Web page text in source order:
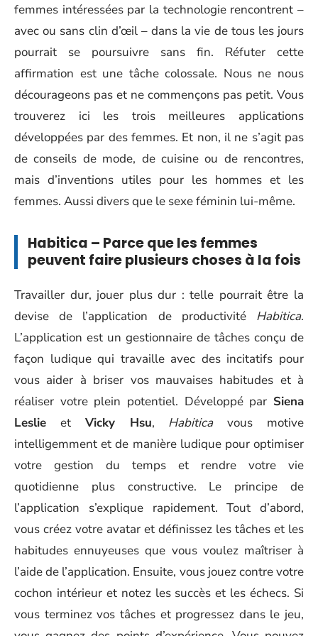
femmes intéressées par la technologie rencontrent –
avec ou sans clin d’œil – dans la vie de tous les jours
pourrait se poursuivre sans fin. Réfuter cette
affirmation est une tâche colossale. Nous ne nous
décourageons pas et ne commençons pas petit. Vous
trouverez ici les trois meilleures applications
développées par des femmes. Et non, il ne s’agit pas
de conseils de mode, de cuisine ou de rencontres,
mais d’inventions utiles pour les hommes et les
femmes. Aussi divers que le sexe féminin lui-même.
Habitica – Parce que les femmes
peuvent faire plusieurs choses à la fois
Travailler dur, jouer plus dur : telle pourrait être la
devise de l’application de productivité Habitica.
L’application est un gestionnaire de tâches conçu de
façon ludique qui travaille avec des incitatifs pour
vous aider à briser vos mauvaises habitudes et à
réaliser votre plein potentiel. Développé par Siena
Leslie et Vicky Hsu, Habiticavous motive
intelligemment et de manière ludique pour optimiser
votre gestion du temps et rendre votre vie
quotidienne plus constructive. Le principe de
l’application s’explique rapidement. Tout d’abord,
vous créez votre avatar et définissez les tâches et les
habitudes ennuyeuses que vous voulez maîtriser à
l’aide de l’application. Ensuite, vous jouez contre votre
cochon intérieur et notez les succès et les échecs. Si
vous terminez vos tâches et progressez dans le jeu,